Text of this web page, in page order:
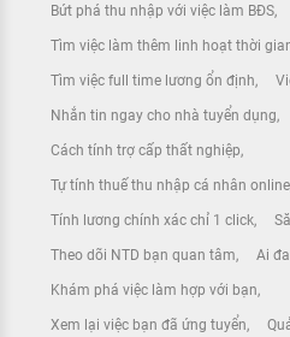
Bứt phá thu nhập với việc làm BĐS
Tìm việc làm thêm linh hoạt thời
Tìm việc full time lương ổn định
Nhắn tin ngay cho nhà tuyển dụng
Cách tính trợ cấp thất nghiệp
Tự tính thuế thu nhập cá nhân online
Tính lương chính xác chỉ 1 click
Theo dõi NTD bạn quan tâm Ai
Khám phá việc làm hợp với bạn
Xem lại việc bạn đã ứng tuyển